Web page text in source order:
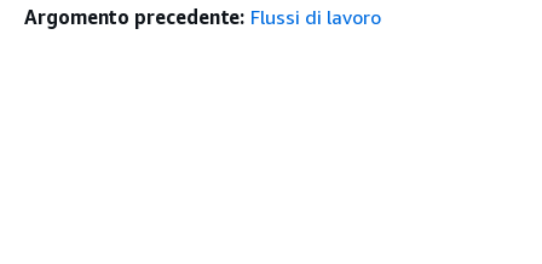
Argomento precedente: Flussi di lavoro